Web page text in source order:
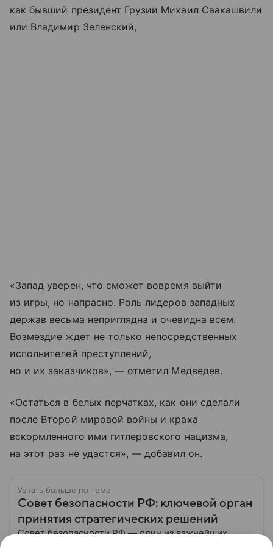
как бывший президент Грузии Михаил Саакашвили
или Владимир Зеленский,
«Запад уверен, что сможет вовремя выйти
из игры, но напрасно. Роль лидеров западных
держав весьма неприглядна и очевидна всем.
Возмездие ждет не только непосредственных
исполнителей преступлений,
но и их заказчиков», — отметил Медведев.
«Остаться в белых перчатках, как они сделали
после Второй мировой войны и краха
вскормленного ими гитлеровского нацизма,
на этот раз не удастся», — добавил он.
Узнать больше по теме
Совет безопасности РФ: ключевой орган
принятия стратегических решений
Совет безопасности РФ — один из важнейших